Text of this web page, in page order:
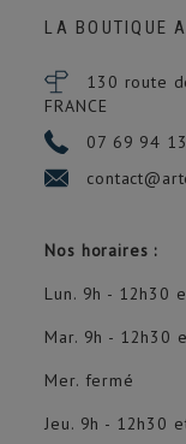
LA BOUTIQUE
130 route
FRANCE
07 69 94
Nos horaires :
Lun. 9h - 12h30
Mar. 9h - 12h30
Mer. fermé
Jeu. 9h - 12h30